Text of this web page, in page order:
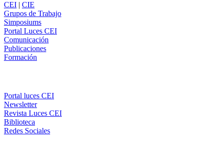
CEI | CIE
Grupos de Trabajo
Simposiums
Portal Luces CEI
Comunicación
Publicaciones
Formación
Portal luces CEI
Newsletter
Revista Luces CEI
Biblioteca
Redes Sociales